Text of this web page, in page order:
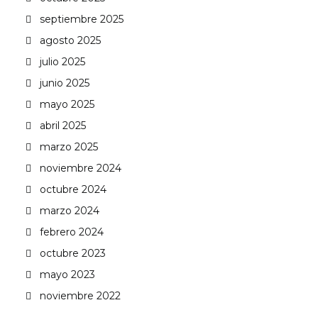
septiembre 2025
agosto 2025
julio 2025
junio 2025
mayo 2025
abril 2025
marzo 2025
noviembre 2024
octubre 2024
marzo 2024
febrero 2024
octubre 2023
mayo 2023
noviembre 2022